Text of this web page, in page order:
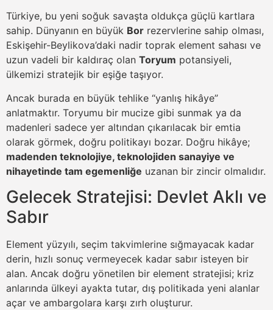
Türkiye, bu yeni soğuk savaşta oldukça güçlü kartlara
sahip. Dünyanın en büyük Bor rezervlerine sahip olması,
Eskişehir-Beylikova’daki nadir toprak element sahası ve
uzun vadeli bir kaldıraç olan Toryum potansiyeli,
ülkemizi stratejik bir eşiğe taşıyor.
Ancak burada en büyük tehlike “yanlış hikâye”
anlatmaktır. Toryumu bir mucize gibi sunmak ya da
madenleri sadece yer altından çıkarılacak bir emtia
olarak görmek, doğru politikayı bozar. Doğru hikâye;
madenden teknolojiye, teknolojiden sanayiye ve
nihayetinde tam egemenliğe uzanan bir zincir olmalıdır.
Gelecek Stratejisi: Devlet Aklı ve
Sabır
Element yüzyılı, seçim takvimlerine sığmayacak kadar
derin, hızlı sonuç vermeyecek kadar sabır isteyen bir
alan. Ancak doğru yönetilen bir element stratejisi; kriz
anlarında ülkeyi ayakta tutar, dış politikada yeni alanlar
açar ve ambargolara karşı zırh oluşturur.